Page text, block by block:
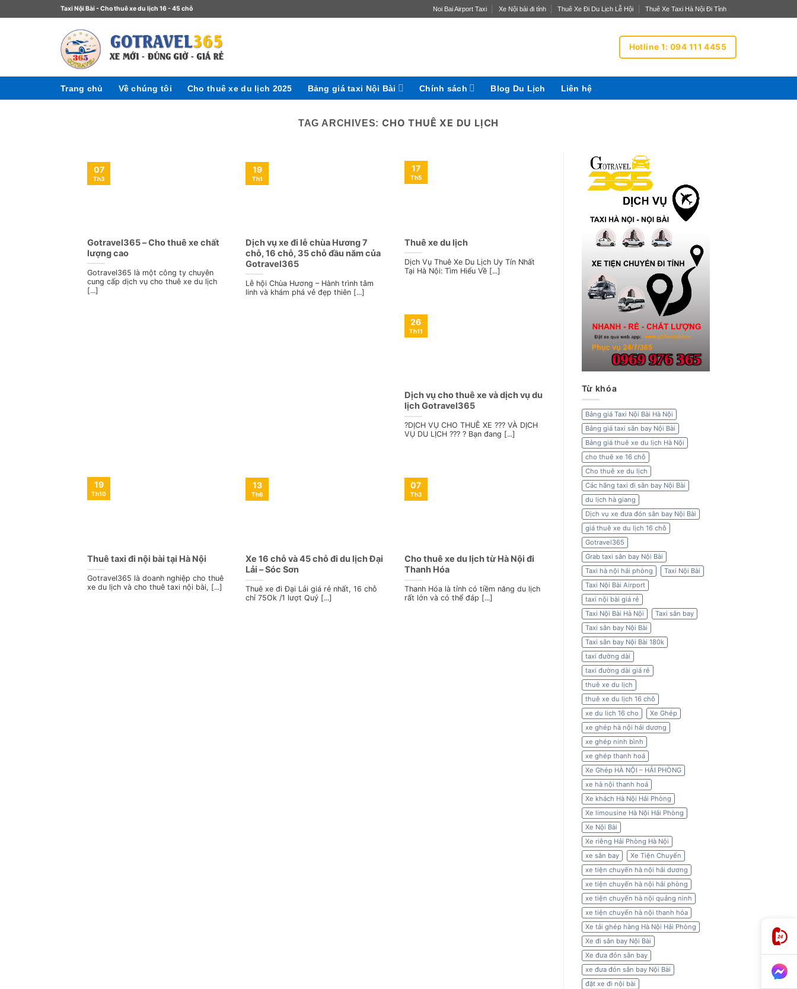
Taxi Nội Bài - Cho thuê xe du lịch 16 - 45 chỗ Noi Bai Airport Taxi Xe Nội bài đi tỉnh Thuê Xe Đi Du Lịch Lễ Hội Thuê Xe Taxi Hà Nội Đi Tỉnh
Hotline 1: 094 111 4455
Trang chủ Về chúng tôi Cho thuê xe du lịch 2025 Bảng giá taxi Nội Bài Chính sách Blog Du Lịch Liên hệ
TAG ARCHIVES: CHO THUÊ XE DU LỊCH
Gotravel365 – Cho thuê xe chất
lượng cao
Gotravel365 là một công ty chuyên
cung cấp dịch vụ cho thuê xe du lịch
[...]
07
Th3
Dịch vụ xe đi lễ chùa Hương 7
chỗ, 16 chỗ, 35 chỗ đầu năm của
Gotravel365
Lễ hội Chùa Hương – Hành trình tâm
linh và khám phá vẻ đẹp thiên [...]
19
Th1
Thuê xe du lịch
Dịch Vụ Thuê Xe Du Lịch Uy Tín Nhất
Tại Hà Nội: Tìm Hiểu Về [...]
17
Th5
Dịch vụ cho thuê xe và dịch vụ du
lịch Gotravel365
?DỊCH VỤ CHO THUÊ XE ??? VÀ DỊCH
VỤ DU LỊCH ??? ? Bạn đang [...]
26
Th11
Thuê taxi đi nội bài tại Hà Nội
Gotravel365 là doanh nghiệp cho thuê
xe du lịch và cho thuê taxi nội bài, [...]
19
Th10
Xe 16 chỗ và 45 chỗ đi du lịch Đại
Lải – Sóc Sơn
Thuê xe đi Đại Lải giá rẻ nhất, 16 chỗ
chỉ 75Ok /1 lượt Quý [...]
13
Th6
Cho thuê xe du lịch từ Hà Nội đi
Thanh Hóa
Thanh Hóa là tỉnh có tiềm năng du lịch
rất lớn và có thể đáp [...]
07
Th3
Từ khóa
Bảng giá Taxi Nội Bài Hà Nội
Bảng giá taxi sân bay Nội Bài
Bảng giá thuê xe du lịch Hà Nội
cho thuê xe 16 chỗ
Cho thuê xe du lịch
Các hãng taxi đi sân bay Nội Bài
du lịch hà giang
Dịch vụ xe đưa đón sân bay Nội Bài
giá thuê xe du lịch 16 chỗ
Gotravel365
Grab taxi sân bay Nội Bài
Taxi hà nội hải phòng
Taxi Nội Bài
Taxi Nội Bài Airport
taxi nội bài giá rẻ
Taxi Nội Bài Hà Nội
Taxi sân bay
Taxi sân bay Nội Bài
Taxi sân bay Nội Bài 180k
taxi đường dài
taxi đường dài giá rẻ
thuê xe du lịch
thuê xe du lịch 16 chỗ
xe du lich 16 cho
Xe Ghép
xe ghép hà nội hải dương
xe ghép ninh bình
xe ghép thanh hoá
Xe Ghép HÀ NỘI – HẢI PHÒNG
xe hà nội thanh hoá
Xe khách Hà Nội Hải Phòng
Xe limousine Hà Nội Hải Phòng
Xe Nội Bài
Xe riêng Hải Phòng Hà Nội
xe sân bay
Xe Tiện Chuyến
xe tiện chuyến hà nội hải dương
xe tiện chuyến hà nội hải phòng
xe tiện chuyến hà nội quảng ninh
xe tiện chuyến hà nội thanh hóa
Xe tải ghép hàng Hà Nội Hải Phòng
Xe đi sân bay Nội Bài
Xe đưa đón sân bay
xe đưa đón sân bay Nội Bài
đặt xe đi nội bài